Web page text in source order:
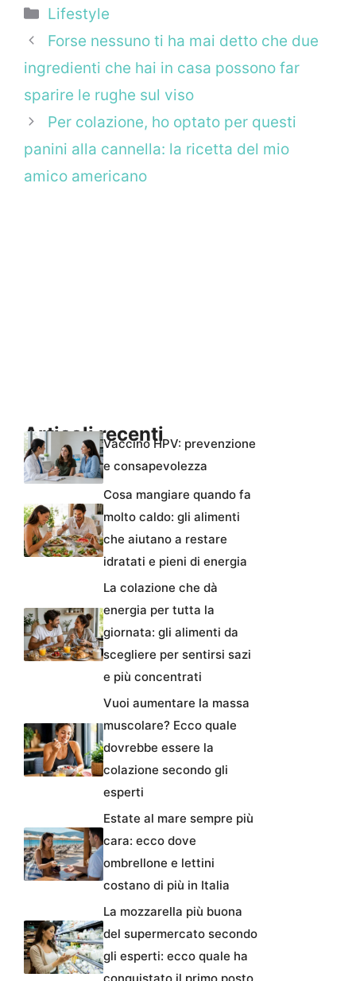
Categorie
Lifestyle
Forse nessuno ti ha mai detto che due
ingredienti che hai in casa possono far
sparire le rughe sul viso
Per colazione, ho optato per questi
panini alla cannella: la ricetta del mio
amico americano
Articoli recentiVaccino HPV: prevenzione
e consapevolezza
Cosa mangiare quando fa
molto caldo: gli alimenti
che aiutano a restare
idratati e pieni di energia
La colazione che dà
energia per tutta la
giornata: gli alimenti da
scegliere per sentirsi sazi
e più concentrati
Vuoi aumentare la massa
muscolare? Ecco quale
dovrebbe essere la
colazione secondo gli
esperti
Estate al mare sempre più
cara: ecco dove
ombrellone e lettini
costano di più in Italia
La mozzarella più buona
del supermercato secondo
gli esperti: ecco quale ha